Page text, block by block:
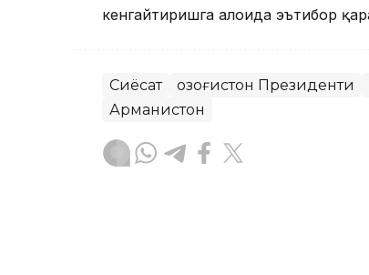
кенгайтиришга алоҳида эътибор
Сиёсат Қозоғистон Президенти
Арманистон